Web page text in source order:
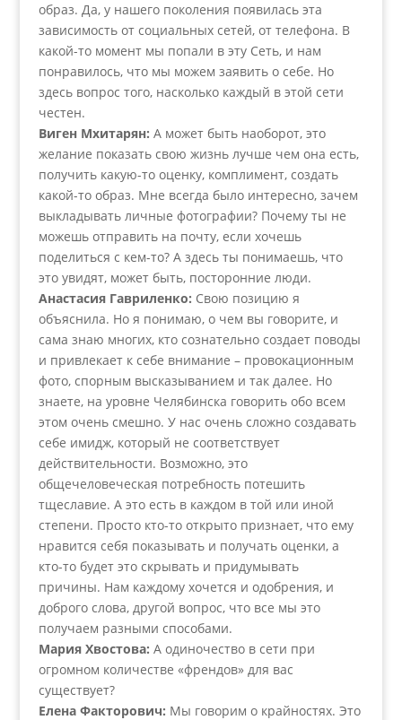
образ. Да, у нашего поколения появилась эта
зависимость от социальных сетей, от телефона. В
какой-то момент мы попали в эту Сеть, и нам
понравилось, что мы можем заявить о себе. Но
здесь вопрос того, насколько каждый в этой сети
честен.
Виген Мхитарян: А может быть наоборот, это
желание показать свою жизнь лучше чем она есть,
получить какую-то оценку, комплимент, создать
какой-то образ. Мне всегда было интересно, зачем
выкладывать личные фотографии? Почему ты не
можешь отправить на почту, если хочешь
поделиться с кем-то? А здесь ты понимаешь, что
это увидят, может быть, посторонние люди.
Анастасия Гавриленко: Свою позицию я
объяснила. Но я понимаю, о чем вы говорите, и
сама знаю многих, кто сознательно создает поводы
и привлекает к себе внимание – провокационным
фото, спорным высказыванием и так далее. Но
знаете, на уровне Челябинска говорить обо всем
этом очень смешно. У нас очень сложно создавать
себе имидж, который не соответствует
действительности. Возможно, это
общечеловеческая потребность потешить
тщеславие. А это есть в каждом в той или иной
степени. Просто кто-то открыто признает, что ему
нравится себя показывать и получать оценки, а
кто-то будет это скрывать и придумывать
причины. Нам каждому хочется и одобрения, и
доброго слова, другой вопрос, что все мы это
получаем разными способами.
Мария Хвостова: А одиночество в сети при
огромном количестве «френдов» для вас
существует?
Елена Факторович: Мы говорим о крайностях. Это